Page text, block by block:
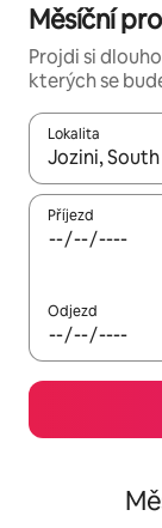
Měsíční
Projdi si
kterých se
Lokalita
Až budou
Příjezd
Odjezd